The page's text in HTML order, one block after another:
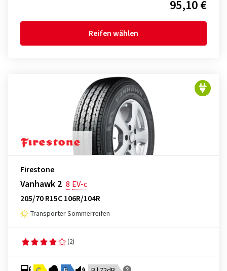
95,10 €
Reifen wählen
Firestone
Vanhawk 2 8 EV-c
205/70 R15C 106R/104R
Transporter Sommerreifen
(2)